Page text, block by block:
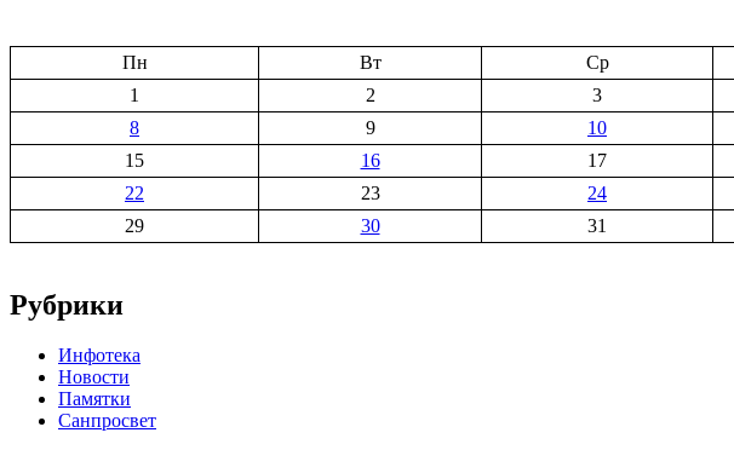
Пн
Вт Ср
1
2 3
8
9 10
15
16 17
22
23 24
29
30
31
Рубрики
Инфотека
Новости
Памятки
Санпросвет